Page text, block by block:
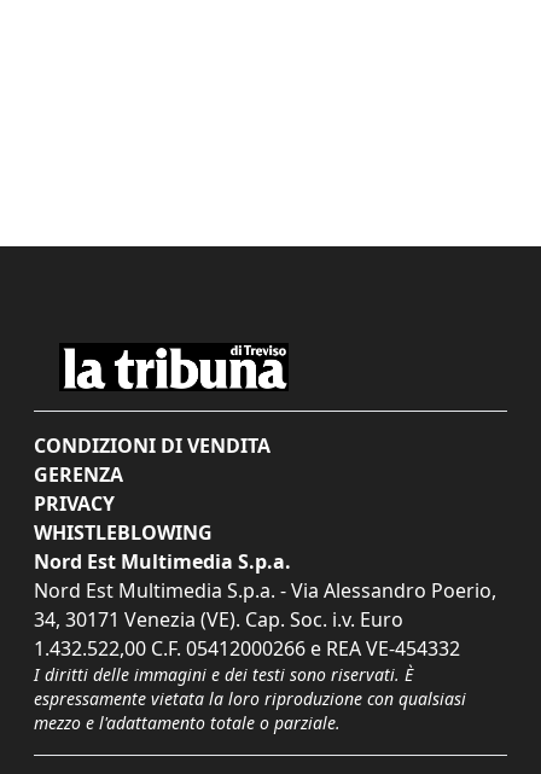
CONDIZIONI DI VENDITA
GERENZA
PRIVACY
WHISTLEBLOWING
Nord Est Multimedia S.p.a.
Nord Est Multimedia S.p.a. - Via Alessandro Poerio,
34, 30171 Venezia (VE). Cap. Soc. i.v. Euro
1.432.522,00 C.F. 05412000266 e REA VE-454332
I diritti delle immagini e dei testi sono riservati. È
espressamente vietata la loro riproduzione con qualsiasi
mezzo e l'adattamento totale o parziale.